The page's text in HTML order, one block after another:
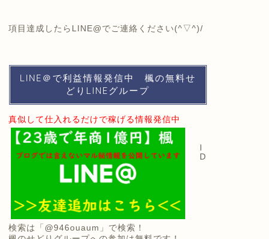
項目達成したらLINE@でご連絡ください(^▽^)/
LINE＠で利益情報発信中 楓の無料せ
どりLINEグループ
真似して仕入れるだけで稼げる情報発信中
D
検索は
「@946ouaum」で検索！